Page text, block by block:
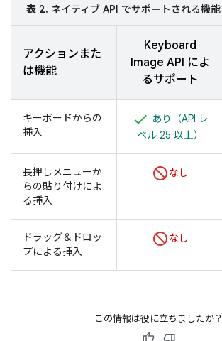
表 2. ネイティブ API でサポートされる機能
アクションまた
は機能
Keyboard
Image API によ
るサポート
キーボードからの
挿入
あり（API レ
ベル 25 以上）
長押しメニューか
らの貼り付けによ
る挿入
なし
ドラッグ＆ドロッ
プによる挿入
なし
この情報は役に立ちましたか？